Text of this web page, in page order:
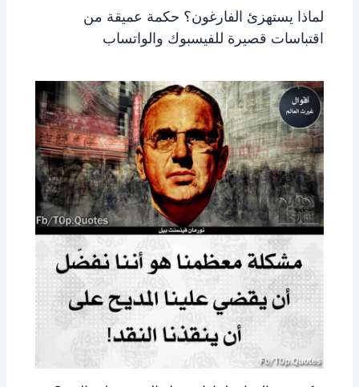
لماذا يستهزئ الفارغون؟ حكمة عميقة من
اقتباسات قصيرة للفيسبوك والواتساب